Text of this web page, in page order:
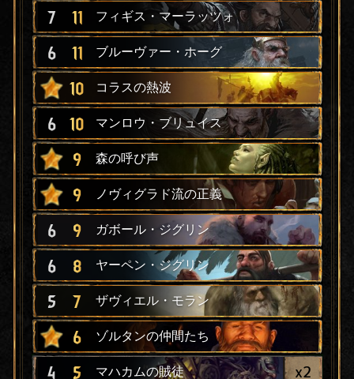
7 11 フィギス・マーラッツォ
6 11 ブルーヴァー・ホーグ
10 コラスの熱波
6 10 マンロウ・ブリュイス
9 森の呼び声
9 ノヴィグラド流の正義
6 9 ガボール・ジグリン
6 8 ヤーペン・ジグリン
5 7 ザヴィエル・モラン
6 ゾルタンの仲間たち
4 5 マハカムの賊徒 x2